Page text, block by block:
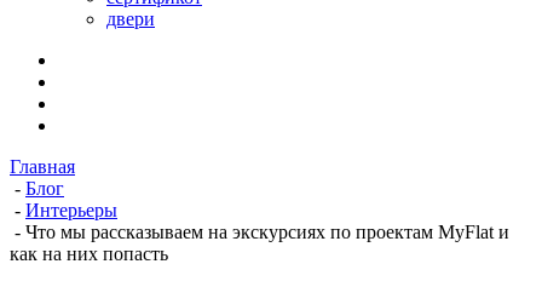
двери
Главная
- Блог
- Интерьеры
- Что мы рассказываем на экскурсиях по проектам MyFlat и
как на них попасть